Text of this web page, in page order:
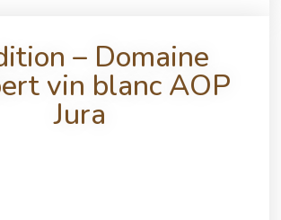
– Domaine
vin blanc AOP
Jura